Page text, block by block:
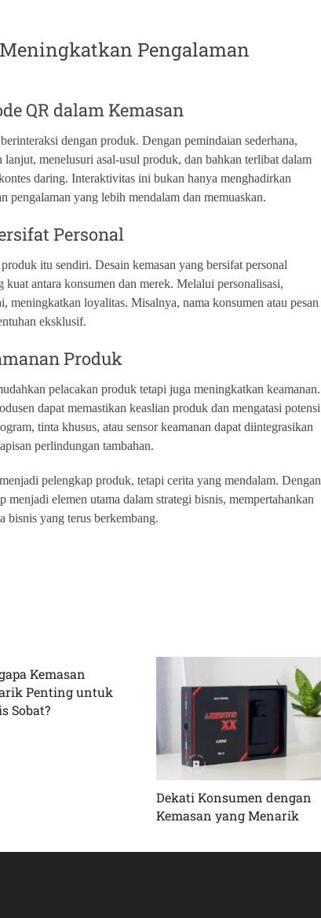
Pengalaman
QR dalam Kemasan
dengan produk. Dengan pemindaian sederhana,
menelusuri asal-usul produk, dan bahkan terlibat dalam
daring. Interaktivitas ini bukan hanya menghadirkan
pengalaman yang lebih mendalam dan memuaskan.
Personal
itu sendiri. Desain kemasan yang bersifat personal
antara konsumen dan merek. Melalui personalisasi,
meningkatkan loyalitas. Misalnya, nama konsumen atau pesan
eksklusif.
Produk
pelacakan produk tetapi juga meningkatkan keamanan.
dapat memastikan keaslian produk dan mengatasi potensi
tinta khusus, atau sensor keamanan dapat diintegrasikan
perlindungan tambahan.
pelengkap produk, tetapi cerita yang mendalam. Dengan
menjadi elemen utama dalam strategi bisnis, mempertahankan
bisnis yang terus berkembang.
Kemasan
Penting untuk
Sobat?
Dekati Konsumen dengan
Kemasan yang Menarik